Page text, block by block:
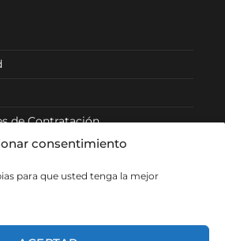
consentimiento
para que usted tenga la mejor
de Contratación
Devolución